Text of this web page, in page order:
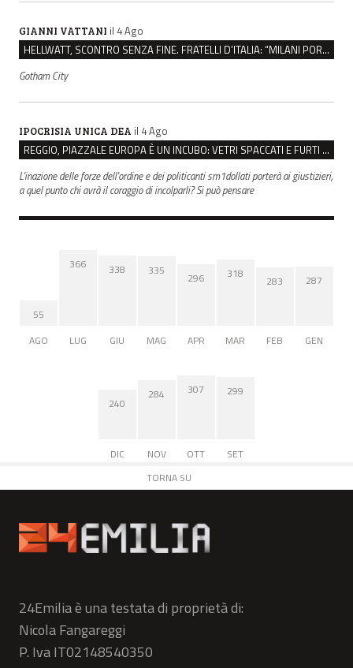
GIANNI VATTANI il 4 Ago
HELLWATT, SCONTRO SENZA FINE. FRATELLI D’ITALIA: “MILANI PORTA DOCUMENTI, DE FRANCO INSULTI”
Gotham City
IPOCRISIA UNICA DEA il 4 Ago
REGGIO, PIAZZALE EUROPA È UN INCUBO: VETRI SPACCATI E FURTI SULLE AUTO IN SOSTA
L'inazione delle forze dell'ordine e dei politicanti sm1dollati porterà ai giustizieri,
a quel punto chi avrà il coraggio di incolparli? Si può pensare
55
AGO
366
LUG
338
GIU
335
MAG
296
APR
318
MAR
283
FEB
287
GEN
240
DIC
284
NOV
307
OTT
299
SET
TORNA SU
24Emilia è una testata di proprietà di:
Nicola Fangareggi
P. Iva IT02148540350